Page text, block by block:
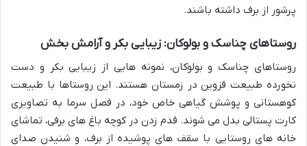
پرشور از برف داشته باشند.
روستاهای چناسک و بولوکان: زیبایی بکر و آرامش بخش
روستاهای چناسک و بولوکان، نمونه هایی از زیبایی بکر و دست
نخورده طبیعت قزوین در زمستان هستند. این روستاها با طبیعت
کوهستانی و پوشش گیاهی خاص خود، در فصل سرما به تصاویری
کارت پستالی بدل می شوند. قدم زدن در کوچه باغ های برفی، تماشای
خانه های روستایی با سقف های پوشیده از برف، و شنیدن صدای